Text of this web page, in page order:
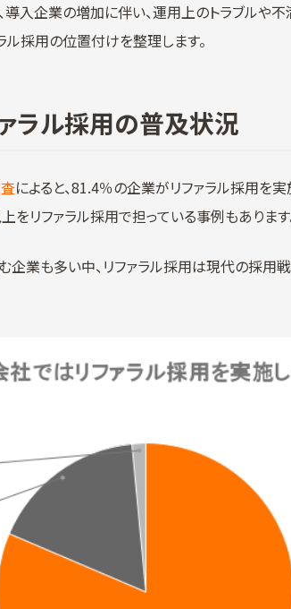
導入企業の増加に伴い、運用上のトラブルや不
採用の位置付けを整理します。
ラル採用の普及状況
によると、81.4％の企業がリファラル採用を
をリファラル採用で担っている事例もあります
企業も多い中、リファラル採用は現代の採用